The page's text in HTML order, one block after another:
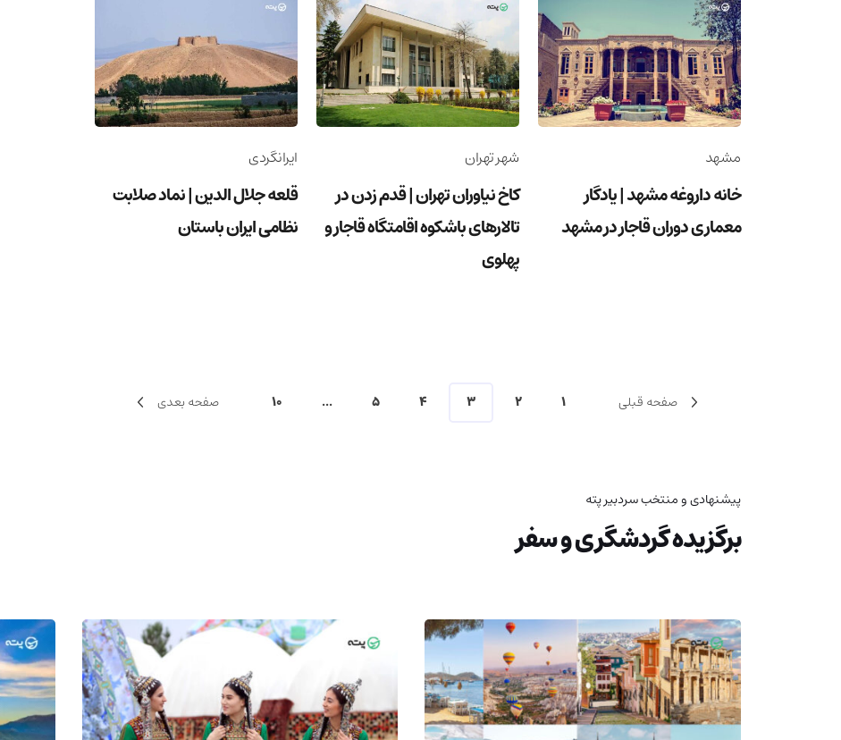
مشهد
خانه داروغه مشهد | یادگار
معماری دوران قاجار در مشهد
شهر تهران
کاخ نیاوران تهران | قدم زدن در
تالارهای باشکوه اقامتگاه قاجار و
پهلوی
ایرانگردی
قلعه جلال الدین | نماد صلابت
نظامی ایران باستان
صفحه قبلی 1
2
3
4
5
...
10 صفحه بعدی
پیشنهادی و منتخب سردبیر پته
برگزیده گردشگری و سفر